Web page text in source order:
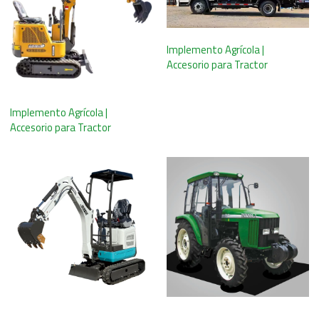
Implemento Agrícola |
Accesorio para Tractor
Implemento Agrícola |
Accesorio para Tractor